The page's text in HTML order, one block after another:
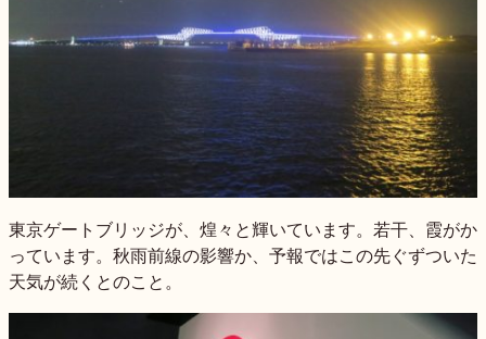
東京ゲートブリッジが、煌々と輝いています。若干、霞がか
っています。秋雨前線の影響か、予報ではこの先ぐずついた
天気が続くとのこと。